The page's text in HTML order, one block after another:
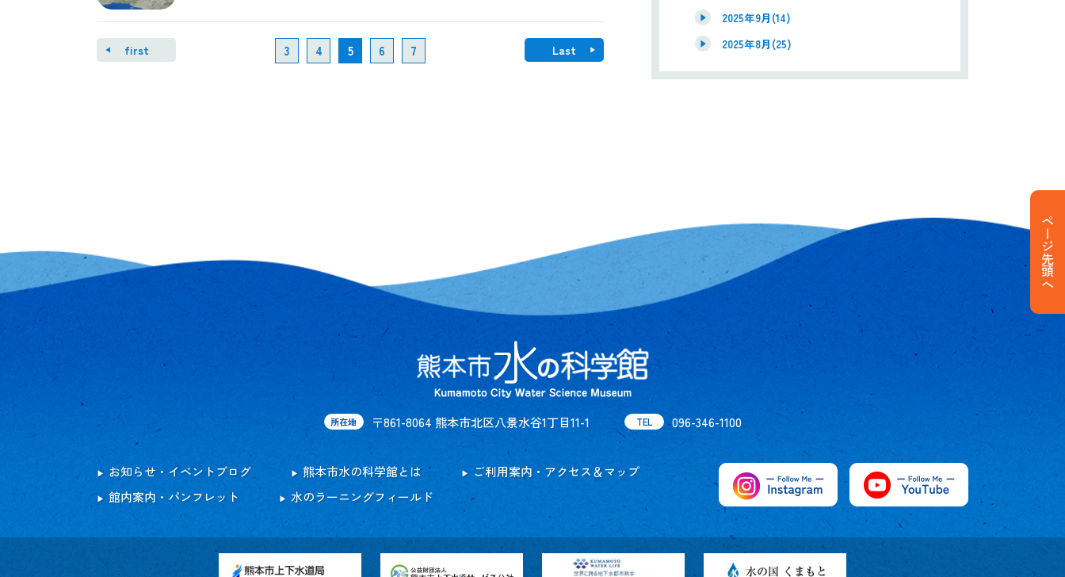
first 3 4 5 6 7 Last
2025年9月(14)
2025年8月(25)
ページ先頭へ
所在地 〒861-8064 熊本市北区八景水谷1丁目11-1 TEL 096-346-1100
お知らせ・イベントブログ 熊本市水の科学館とは
ご利用案内・アクセス＆マップ
館内案内・パンフレット
水のラーニングフィールド